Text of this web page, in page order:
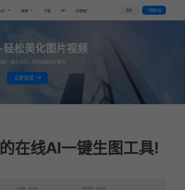
印 教程 下载 VIP 代理推广 登录 下载客户端
松美化图片视频
频一键去水印，手机电脑均可使用
立即体验
在线AI一键生图工具!
发表者：qianqian 浏览次数：12899次